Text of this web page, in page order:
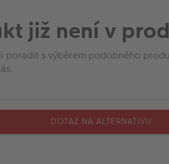
již není v
poradit s výběrem podobného
DOTAZ NA ALTERNATIVU